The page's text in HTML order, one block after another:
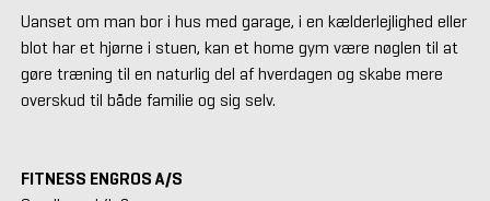
Uanset om man bor i hus med garage, i en kælderlejlighed eller
blot har et hjørne i stuen, kan et home gym være nøglen til at
gøre træning til en naturlig del af hverdagen og skabe mere
overskud til både familie og sig selv.
FITNESS ENGROS A/S